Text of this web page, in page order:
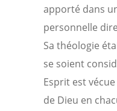
apporté dans
personnelle
Sa théologie
se soient
Esprit est
de Dieu en